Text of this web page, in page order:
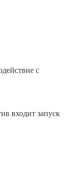
с
входит запуск